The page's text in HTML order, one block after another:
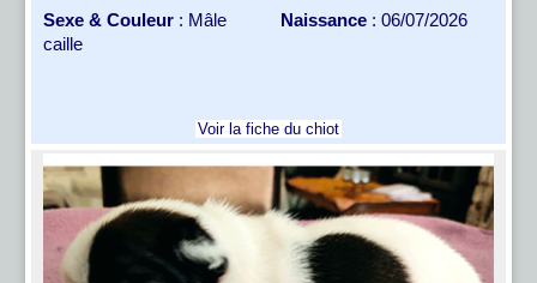
Sexe & Couleur : Mâle
caille
Naissance : 06/07/2026
Voir la fiche du chiot